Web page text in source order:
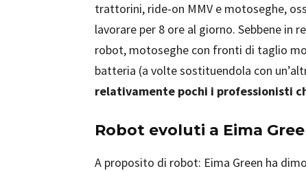
trattorini, ride-on MMV e motoseghe,
lavorare per 8 ore al giorno. Sebbene
robot, motoseghe con fronti di taglio
batteria (a volte sostituendola con
relativamente pochi i professionisti
Robot evoluti a Eima
A proposito di robot: Eima Green ha